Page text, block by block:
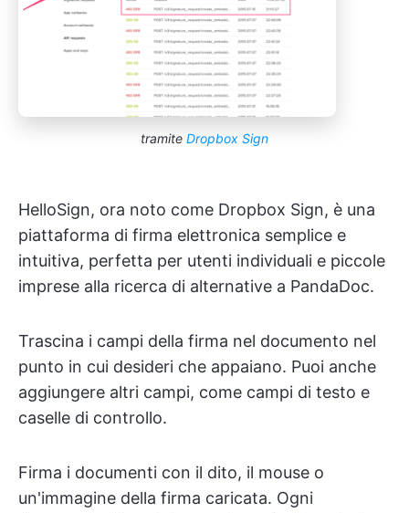
tramite Dropbox Sign
HelloSign, ora noto come Dropbox Sign, è una
piattaforma di firma elettronica semplice e
intuitiva, perfetta per utenti individuali e piccole
imprese alla ricerca di alternative a PandaDoc.
Trascina i campi della firma nel documento nel
punto in cui desideri che appaiano. Puoi anche
aggiungere altri campi, come campi di testo e
caselle di controllo.
Firma i documenti con il dito, il mouse o
un'immagine della firma caricata. Ogni